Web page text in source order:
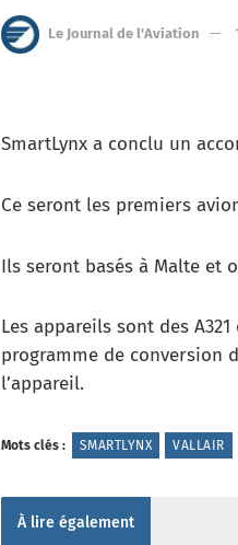
Le Journal de l'Aviation
SmartLynx a conclu un
Ce seront les premiers
Ils seront basés à Malte et
Les appareils sont des
programme de conversion
l’appareil.
Mots clés : SMARTLYNX VALLAIR
À lire également